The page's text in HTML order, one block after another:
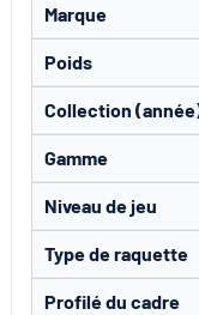
Marque
Poids
Collection
Gamme
Niveau de jeu
Type de raquette
Profilé du cadre